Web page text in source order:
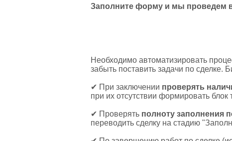
Заполните форму и мы проведем
Необходимо автоматизировать
забыть поставить задачи по сделке.
✔ При заключении проверять
при их отсутствии формировать блок
✔ Проверять полноту заполнения
переводить сделку на стадию